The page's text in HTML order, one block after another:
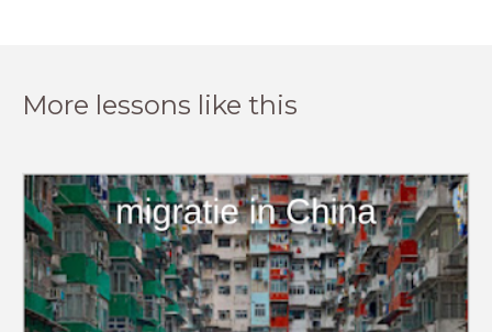
More lessons like this